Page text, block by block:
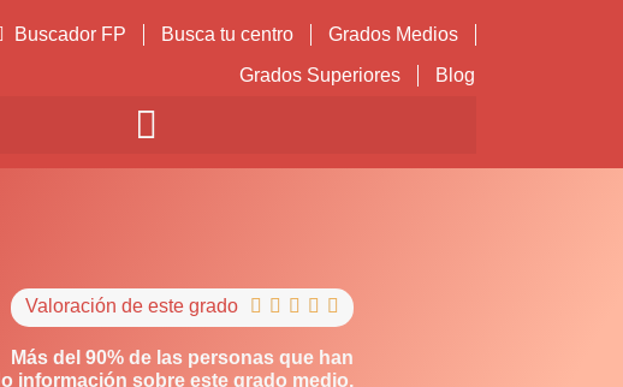
Buscador FP Busca tu centro
Grados Medios
Grados Superiores
Blog
Valoración de este grado     
Más del 90% de las personas que han
información sobre este grado medio,